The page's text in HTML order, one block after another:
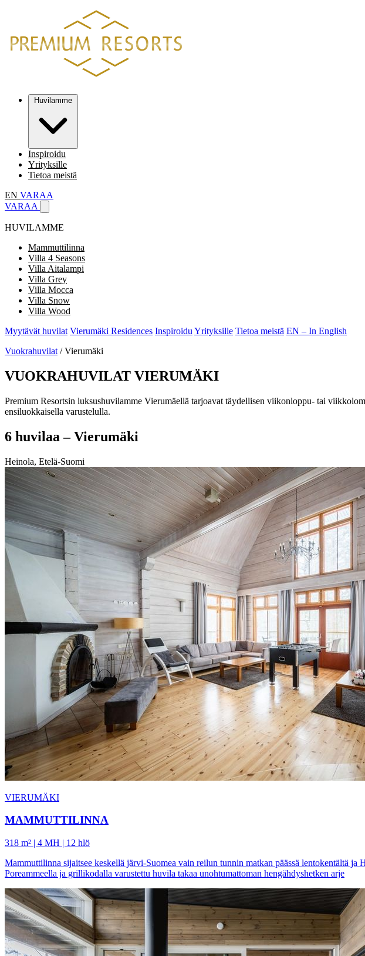
Inspiroidu
Yrityksille
Tietoa meistä
EN VARAA
VARAA
HUVILAMME
Mammuttilinna
Villa 4 Seasons
Villa Aitalampi
Villa Grey
Villa Mocca
Villa Snow
Villa Wood
Myytävät huvilat Vierumäki Residences Inspiroidu Yrityksille Tietoa meistä EN – In English
Vuokrahuvilat / Vierumäki
VUOKRAHUVILAT VIERUMÄKI
Premium Resortsin luksushuvilamme Vierumäellä tarjoavat täydellisen viikonloppu- tai
ensiluokkaisella varustelulla.
6 huvilaa – Vierumäki
Heinola, Etelä-Suomi
VIERUMÄKI
MAMMUTTILINNA
318 m² | 4 MH | 12 hlö
Mammuttilinna sijaitsee keskellä järvi-Suomea vain reilun tunnin matkan päässä lentokentältä
Poreammeella ja grillikodalla varustettu huvila takaa unohtumattoman hengähdyshetken arje